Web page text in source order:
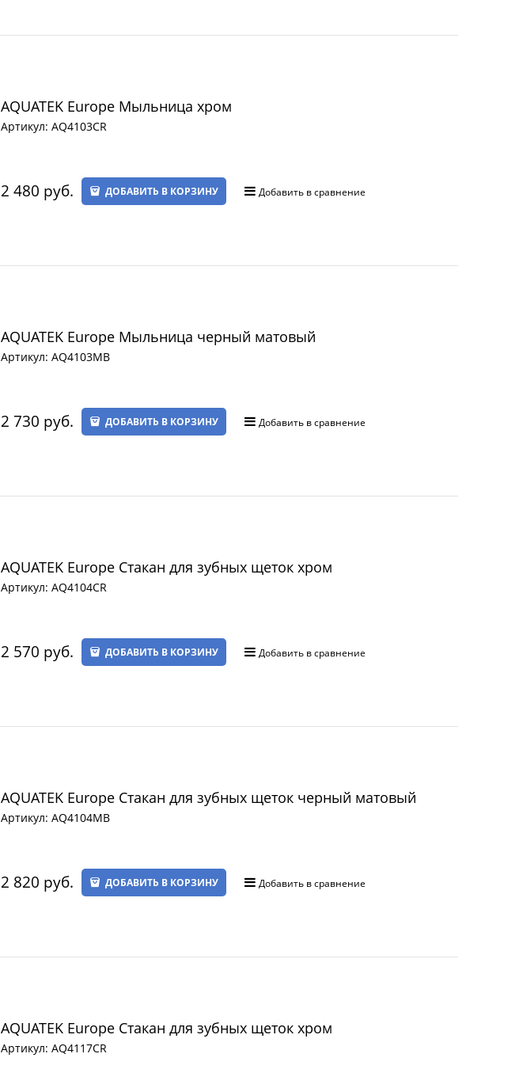
AQUATEK Europe Мыльница хром
Артикул: AQ4103CR
2 480 руб. ДОБАВИТЬ В КОРЗИНУ Добавить в сравнение
AQUATEK Europe Мыльница черный матовый
Артикул: AQ4103MB
2 730 руб. ДОБАВИТЬ В КОРЗИНУ Добавить в сравнение
AQUATEK Europe Стакан для зубных щеток хром
Артикул: AQ4104CR
2 570 руб. ДОБАВИТЬ В КОРЗИНУ Добавить в сравнение
AQUATEK Europe Стакан для зубных щеток черный матовый
Артикул: AQ4104MB
2 820 руб. ДОБАВИТЬ В КОРЗИНУ Добавить в сравнение
AQUATEK Europe Стакан для зубных щеток хром
Артикул: AQ4117CR